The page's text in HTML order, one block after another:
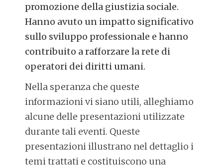
promozione della giustizia sociale.
Hanno avuto un impatto significativo
sullo sviluppo professionale e hanno
contribuito a rafforzare la rete di
operatori dei diritti umani.
Nella speranza che queste
informazioni vi siano utili, alleghiamo
alcune delle presentazioni utilizzate
durante tali eventi. Queste
presentazioni illustrano nel dettaglio i
temi trattati e costituiscono una